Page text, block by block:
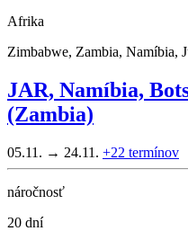
Afrika
Zimbabwe, Zambia, Namíbia,
JAR, Namíbia,
(Zambia)
05.11. → 24.11. +22 termínov
náročnosť
20 dní